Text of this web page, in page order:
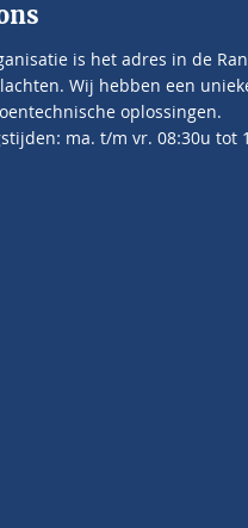
is het adres in de
Wij hebben een
oplossingen.
ma. t/m vr. 08:30u tot